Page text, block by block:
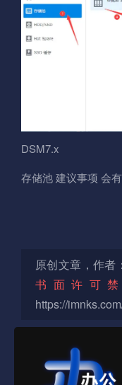
DSM7.x
存储池 建议事项 会
原创文章，作者
书面许可
https://